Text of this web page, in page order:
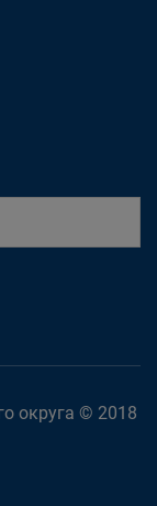
округа © 2018